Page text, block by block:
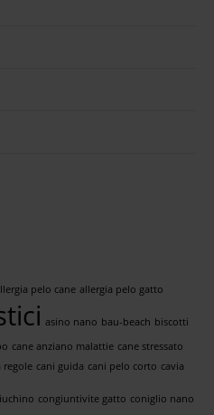
pelo cane allergia pelo gatto
asino nano bau-beach biscotti
cane anziano malattie cane stressato
regole cani guida cani pelo corto cavia
congiuntivite gatto coniglio nano